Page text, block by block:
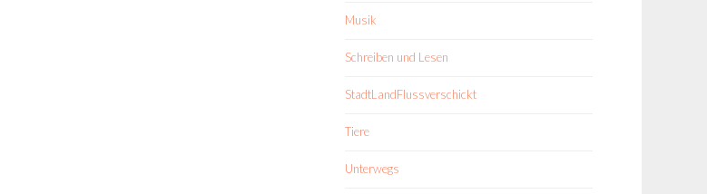
Musik
Schreiben und Lesen
StadtLandFlussverschickt
Tiere
Unterwegs